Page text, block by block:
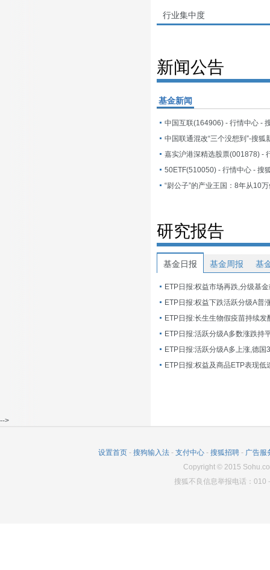
行业集中度
新闻公告
基金新闻
中国互联(164906) - 行情中心 -
中国联通混改“三个没想到”-搜狐
50ETF(510050) - 行情中心 - 搜
研究报告
基金日报 基金周报 基
ETP日报:权益市场再跌,分级基
ETP日报:长生生物假疫苗持续发
ETP日报:活跃分级A多数涨跌持
ETP日报:活跃分级A多上涨,德国
-->
设置首页 - 搜狗输入法 - 支付中心 - 搜狐招聘 - 广告服
Copyright© 2015
搜狐不良信息举报电话：010